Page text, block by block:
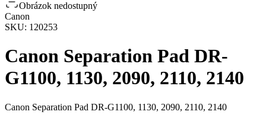
Obrázok nedostupný
Canon
SKU: 120253
Canon Separation Pad DR-
G1100, 1130, 2090, 2110, 2140
Canon Separation Pad DR-G1100, 1130, 2090, 2110, 2140